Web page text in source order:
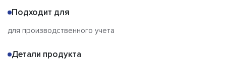
Подходит для
для производственного учета
Детали продукта